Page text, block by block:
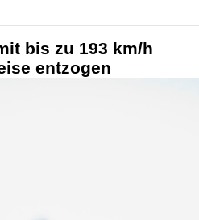
bis zu 193 km/h
entzogen